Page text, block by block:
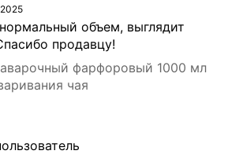
объем, выглядит
продавцу!
фарфоровый 1000 мл
чая